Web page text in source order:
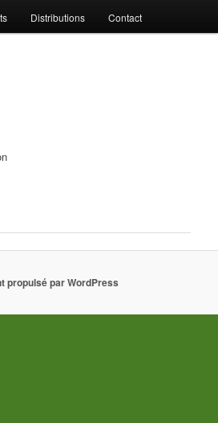
Distributions Contact
propulsé par WordPress